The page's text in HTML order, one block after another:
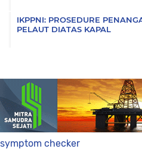
IKPPNI: PROSEDURE
PELAUT DIATAS KAPAL
symptom checker